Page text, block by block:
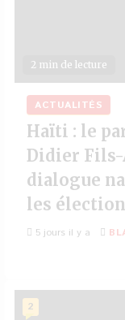
2 min de lecture
ACTUALITÉS
Haïti : le
Didier
dialogue
les
5 jours il y a
2